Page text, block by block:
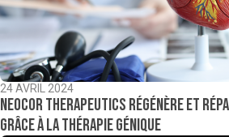
24 AVRIL 2024
Neocor Therapeutics régénère et
grâce à la thérapie génique